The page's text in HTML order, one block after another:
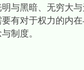
与黑暗、无穷大
有对于权力的内
制度。